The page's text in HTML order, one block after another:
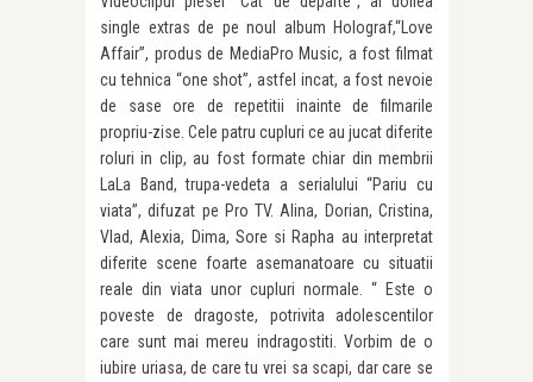
single extras de pe noul album Holograf,“Love
Affair”, produs de MediaPro Music, a fost filmat
cu tehnica “one shot”, astfel incat, a fost nevoie
de sase ore de repetitii inainte de filmarile
propriu-zise. Cele patru cupluri ce au jucat diferite
roluri in clip, au fost formate chiar din membrii
LaLa Band, trupa-vedeta a serialului “Pariu cu
viata”, difuzat pe Pro TV. Alina, Dorian, Cristina,
Vlad, Alexia, Dima, Sore si Rapha au interpretat
diferite scene foarte asemanatoare cu situatii
reale din viata unor cupluri normale. “ Este o
poveste de dragoste, potrivita adolescentilor
care sunt mai mereu indragostiti. Vorbim de o
iubire uriasa, de care tu vrei sa scapi, dar care se